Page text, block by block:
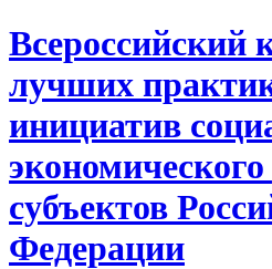
Всероссийский
лучших
инициатив
субъектов
Федерации